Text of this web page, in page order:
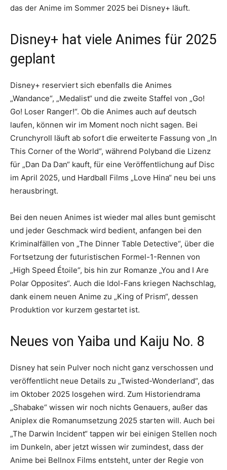
das der Anime im Sommer 2025 bei Disney+ läuft.
Disney+ hat viele Animes für 2025
geplant
Disney+ reserviert sich ebenfalls die Animes
„Wandance“, „Medalist“ und die zweite Staffel von „Go!
Go! Loser Ranger!“. Ob die Animes auch auf deutsch
laufen, können wir im Moment noch nicht sagen. Bei
Crunchyroll läuft ab sofort die erweiterte Fassung von „In
This Corner of the World“, während Polyband die Lizenz
für „Dan Da Dan“ kauft, für eine Veröffentlichung auf Disc
im April 2025, und Hardball Films „Love Hina“ neu bei uns
herausbringt.
Bei den neuen Animes ist wieder mal alles bunt gemischt
und jeder Geschmack wird bedient, anfangen bei den
Kriminalfällen von „The Dinner Table Detective“, über die
Fortsetzung der futuristischen Formel-1-Rennen von
„High Speed Étoile“, bis hin zur Romanze „You and I Are
Polar Opposites“. Auch die Idol-Fans kriegen Nachschlag,
dank einem neuen Anime zu „King of Prism“, dessen
Produktion vor kurzem gestartet ist.
Neues von Yaiba und Kaiju No. 8
Disney hat sein Pulver noch nicht ganz verschossen und
veröffentlicht neue Details zu „Twisted-Wonderland“, das
im Oktober 2025 losgehen wird. Zum Historiendrama
„Shabake“ wissen wir noch nichts Genauers, außer das
Aniplex die Romanumsetzung 2025 starten will. Auch bei
„The Darwin Incident“ tappen wir bei einigen Stellen noch
im Dunkeln, aber jetzt wissen wir zumindest, dass der
Anime bei Bellnox Films entsteht, unter der Regie von